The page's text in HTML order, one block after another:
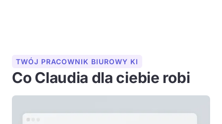
TWÓJ PRACOWNIK BIUROWY KI
Co Claudia dla ciebie robi